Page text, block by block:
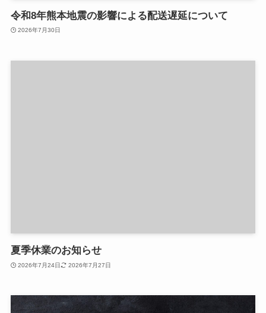
令和8年熊本地震の影響による配送遅延について
2026年7月30日
夏季休業のお知らせ
2026年7月24日 2026年7月27日